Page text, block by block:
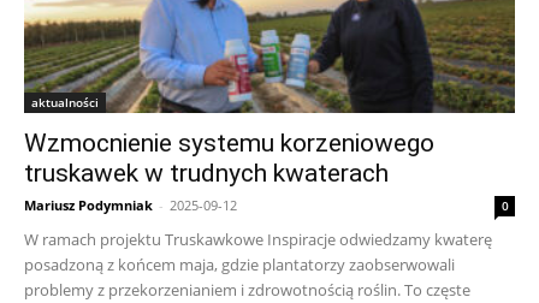
aktualności
Wzmocnienie systemu korzeniowego
truskawek w trudnych kwaterach
Mariusz Podymniak - 2025-09-12 0
W ramach projektu Truskawkowe Inspiracje odwiedzamy kwaterę
posadzoną z końcem maja, gdzie plantatorzy zaobserwowali
problemy z przekorzenianiem i zdrowotnością roślin. To częste